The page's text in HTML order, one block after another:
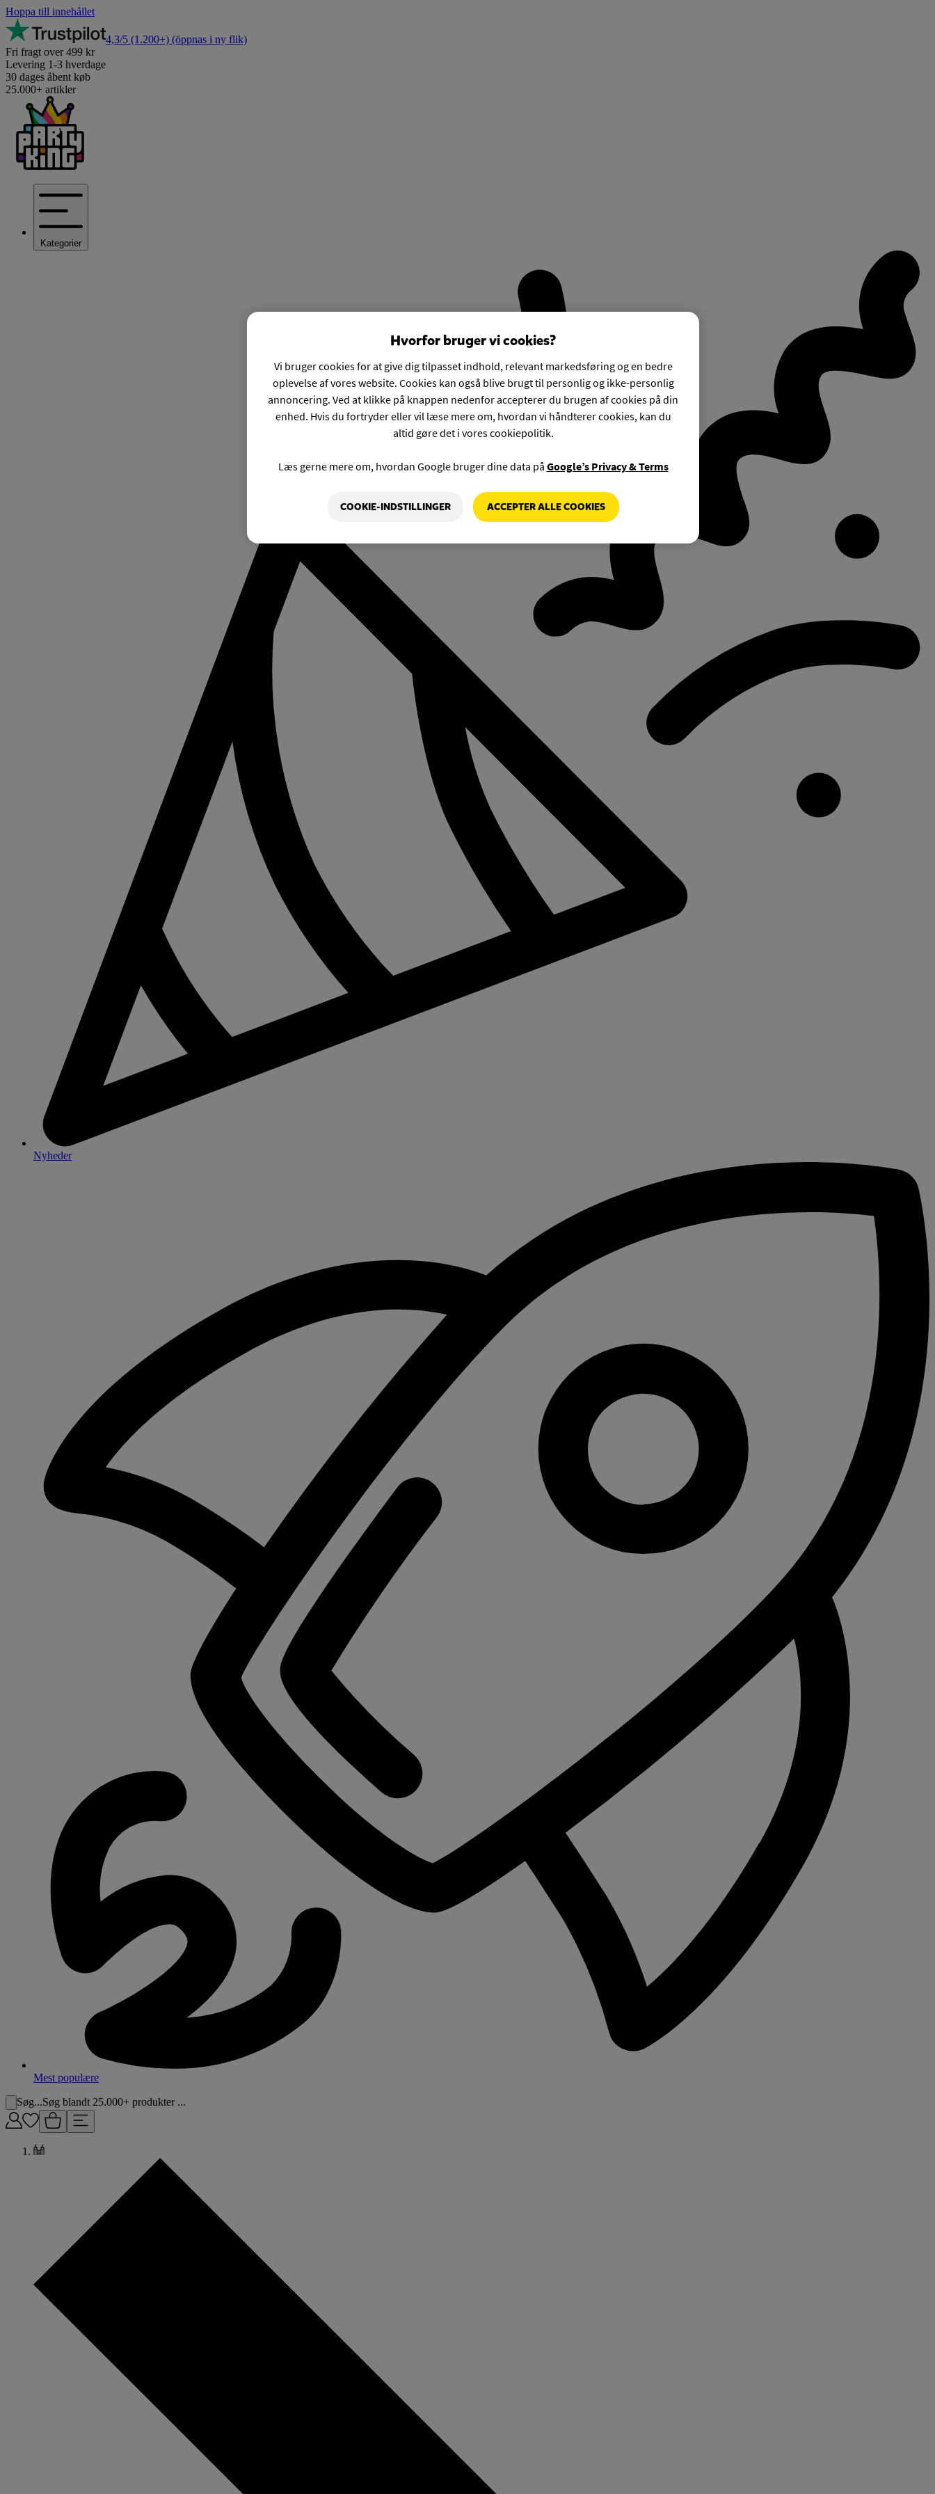
Hoppa till innehållet
4,3/5 (1.200+) (öppnas i ny flik)
Fri fragt over 499 kr
Levering 1-3 hverdage
30 dages åbent køb
25.000+ artikler
Kategorier
Nyheder
Mest populære
Søg...Søg blandt 25.000+ produkter ...
Hvorfor bruger vi cookies?
Vi bruger cookies for at give dig tilpasset indhold, relevant markedsføring og en bedre
oplevelse af vores website. Cookies kan også blive brugt til personlig og ikke-personlig
annoncering. Ved at klikke på knappen nedenfor accepterer du brugen af cookies på din
enhed. Hvis du fortryder eller vil læse mere om, hvordan vi håndterer cookies, kan du
altid gøre det i vores cookiepolitik.
Læs gerne mere om, hvordan Google bruger dine data på Google’s Privacy & Terms
COOKIE-INDSTILLINGER ACCEPTER ALLE COOKIES